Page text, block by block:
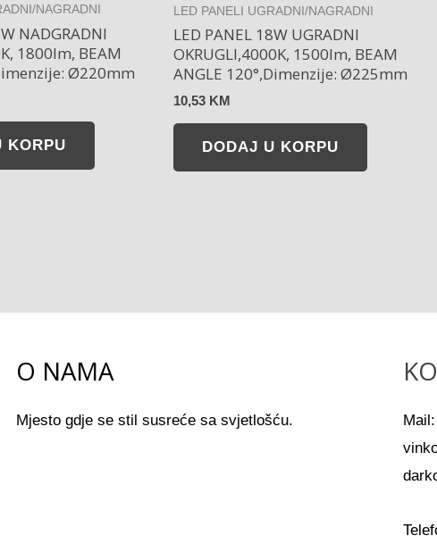
NAGRADNI
NADGRADNI
1800lm, BEAM
Ø220mm
KORPU
LED PANELI UGRADNI/NAGRADNI
LED PANEL 18W UGRADNI
OKRUGLI,4000K, 1500lm, BEAM
ANGLE 120°,Dimenzije: Ø225mm
10,53 KM
DODAJ U KORPU
O NAMA
Mjesto gdje se stil susreće sa svjetlošću.
Mail: